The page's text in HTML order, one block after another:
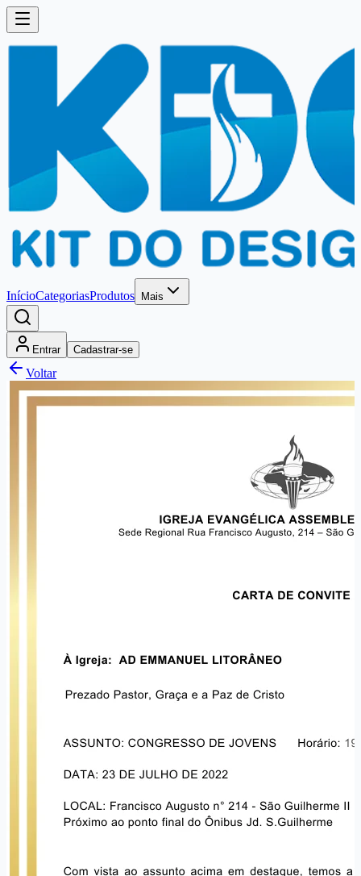
InícioCategoriasProdutos Mais
Entrar Cadastrar-se
Voltar